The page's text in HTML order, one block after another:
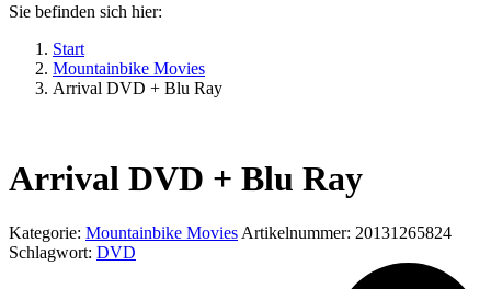
Sie befinden sich hier:
Start
Mountainbike Movies
Arrival DVD + Blu Ray
Arrival DVD + Blu Ray
Kategorie: Mountainbike Movies Artikelnummer: 20131265824
Schlagwort: DVD